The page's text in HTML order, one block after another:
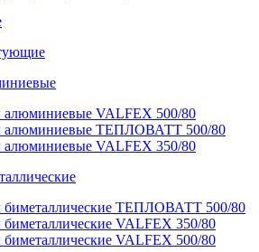
алюминиевые VALFEX 500/80
алюминиевые ТЕПЛОВАТТ 500/80
алюминиевые VALFEX 350/80
биметаллические ТЕПЛОВАТТ 500/80
биметаллические VALFEX 350/80
биметаллические VALFEX 500/80